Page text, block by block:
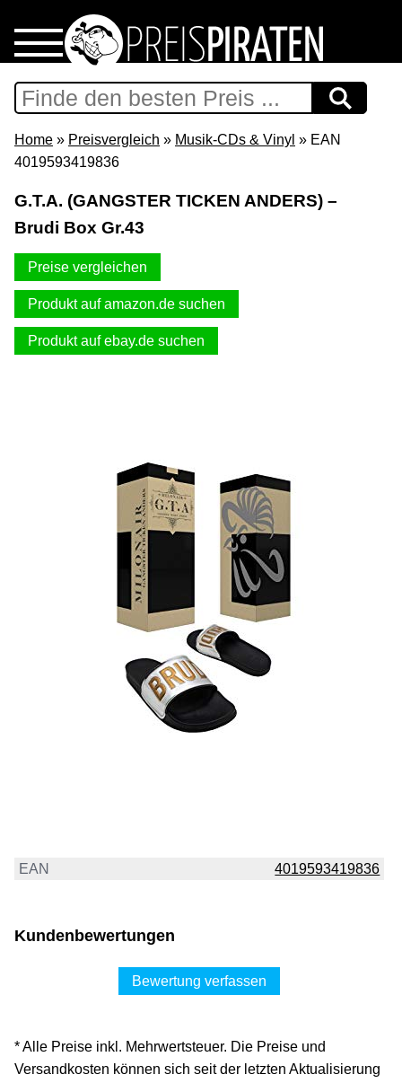
Home
Download
Support & Newsletter
Presse
Datenschutz
Home » Preisvergleich » Musik-CDs & Vinyl » EAN
4019593419836
G.T.A. (GANGSTER TICKEN ANDERS) –
Brudi Box Gr.43
Preise vergleichen
Produkt auf amazon.de suchen
Produkt auf ebay.de suchen
EAN 4019593419836
Kundenbewertungen
Bewertung verfassen
* Alle Preise inkl. Mehrwertsteuer. Die Preise und
Versandkosten können sich seit der letzten Aktualisierung